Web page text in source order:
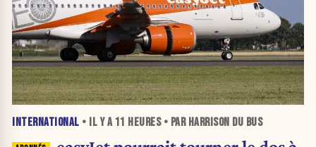
INTERNATIONAL • IL Y A 11 HEURES• PAR HARRISON DU BUS